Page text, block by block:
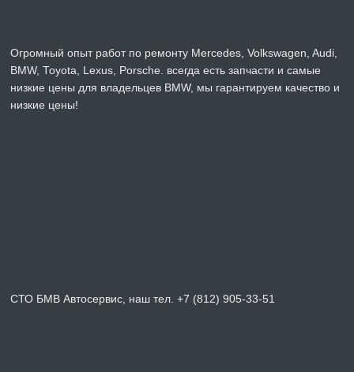
Огромный опыт работ по ремонту Mercedes, Volkswagen, Audi,
BMW, Toyota, Lexus, Porsche. всегда есть запчасти и самые
низкие цены для владельцев BMW, мы гарантируем качество и
низкие цены!
СТО БМВ Автосервис, наш тел. +7 (812) 905-33-51